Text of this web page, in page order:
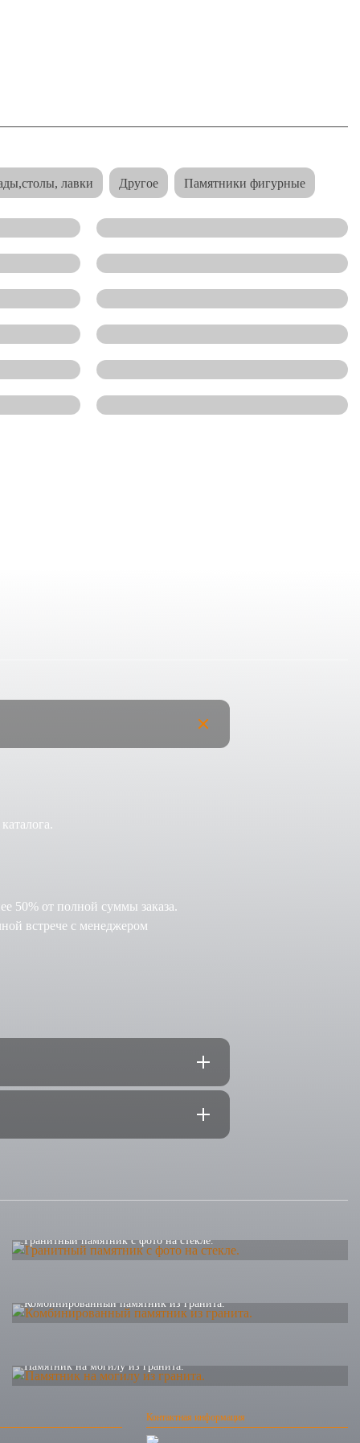
лавки Другое Памятники фигурные
50% от полной суммы заказа.
встрече с менеджером
Гранитный памятник с фото на стекле.
Комбинированный памятник из гранита.
Памятник на могилу из гранита.
Контактная информация